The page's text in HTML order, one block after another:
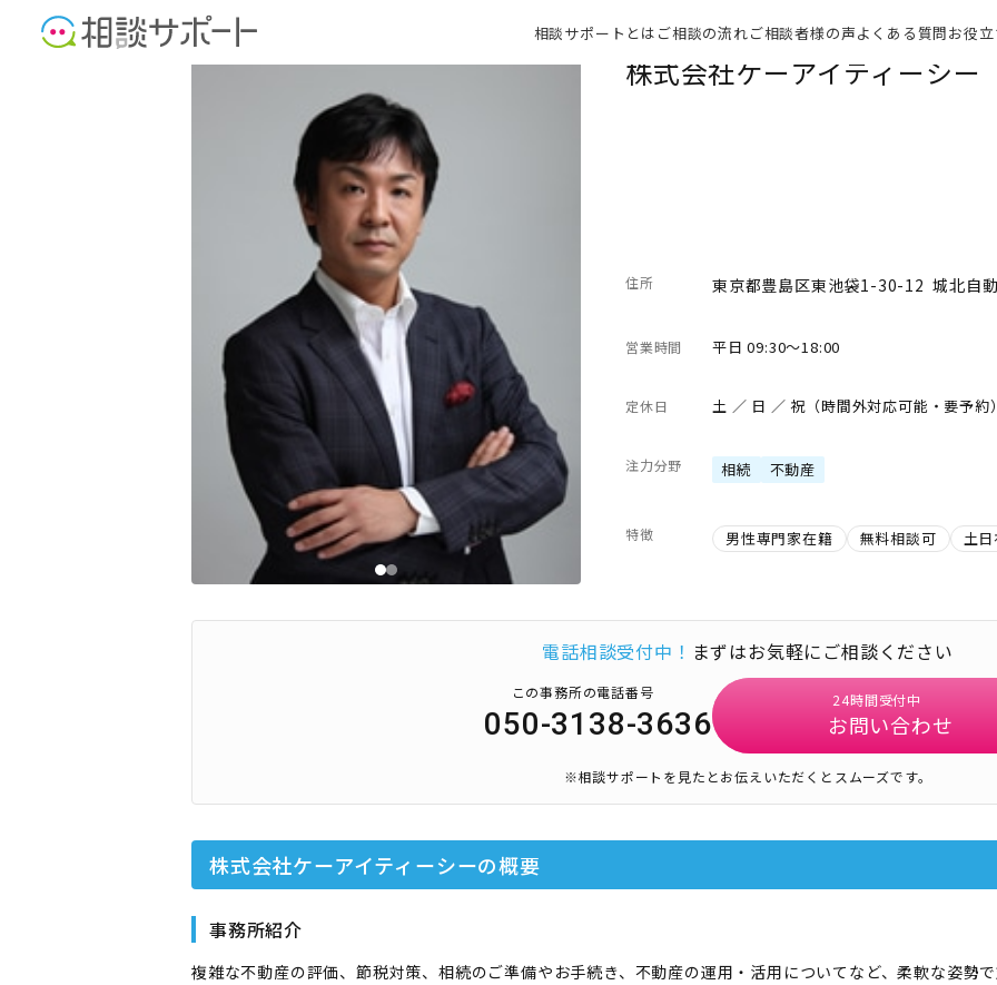
相談サポートとは ご相談の流れご相談者様の声よくある質問お役
不動産鑑定士
株式会社ケーアイティーシー
住所 東京都豊島区東池袋1-30-12 城北自
営業時間 平日 09:30～18:00
定休日 土 ／ 日 ／ 祝（時間外対応可能・要予約
注力分野 相続 不動産
特徴 男性専門家在籍 無料相談可 土
電話相談受付中！ まずはお気軽にご相談ください
この事務所の電話番号
050-3138-3636
24時間受付中
お問い合わせ
※相談サポートを見たとお伝えいただくとスムーズです。
株式会社ケーアイティーシーの概要
事務所紹介
複雑な不動産の評価、節税対策、相続のご準備やお手続き、不動産の運用・活用についてなど、柔軟な姿勢